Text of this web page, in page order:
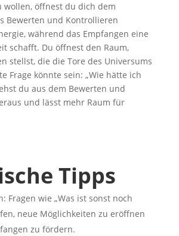
wollen, öffnest du dich dem
Bewerten und Kontrollieren
während das Empfangen eine
schafft. Du öffnest den Raum,
stellst, die die Tore des Universums
Frage könnte sein: „Wie hätte ich
du aus dem Bewerten und
und lässt mehr Raum für
Tipps
Fragen wie „Was ist sonst noch
neue Möglichkeiten zu eröffnen
zu fördern.